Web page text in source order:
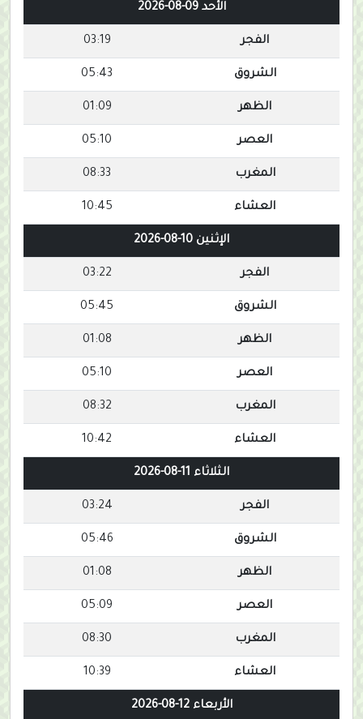
الأحد 09-08-2026
الفجر 03:19
الشروق 05:43
الظهر 01:09
العصر 05:10
المغرب 08:33
العشاء 10:45
الإثنين 10-08-2026
الفجر 03:22
الشروق 05:45
الظهر 01:08
العصر 05:10
المغرب 08:32
العشاء 10:42
الثلاثاء 11-08-2026
الفجر 03:24
الشروق 05:46
الظهر 01:08
العصر 05:09
المغرب 08:30
العشاء 10:39
الأربعاء 12-08-2026